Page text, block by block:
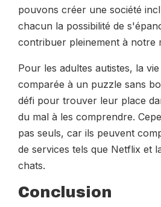
pouvons créer une société
chacun la possibilité de
contribuer pleinement à notre
Pour les adultes autistes, la
comparée à un puzzle sans
défi pour trouver leur place
du mal à les comprendre.
pas seuls, car ils peuvent
de services tels que Netflix et
chats.
Conclusion